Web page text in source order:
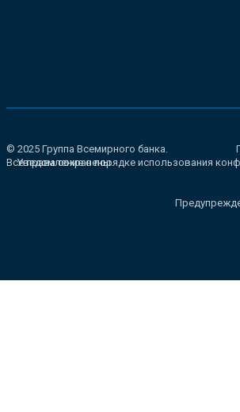
© 2025 Группа Всемирного банка.
Все права сохранены.
Уведомление о порядке использования